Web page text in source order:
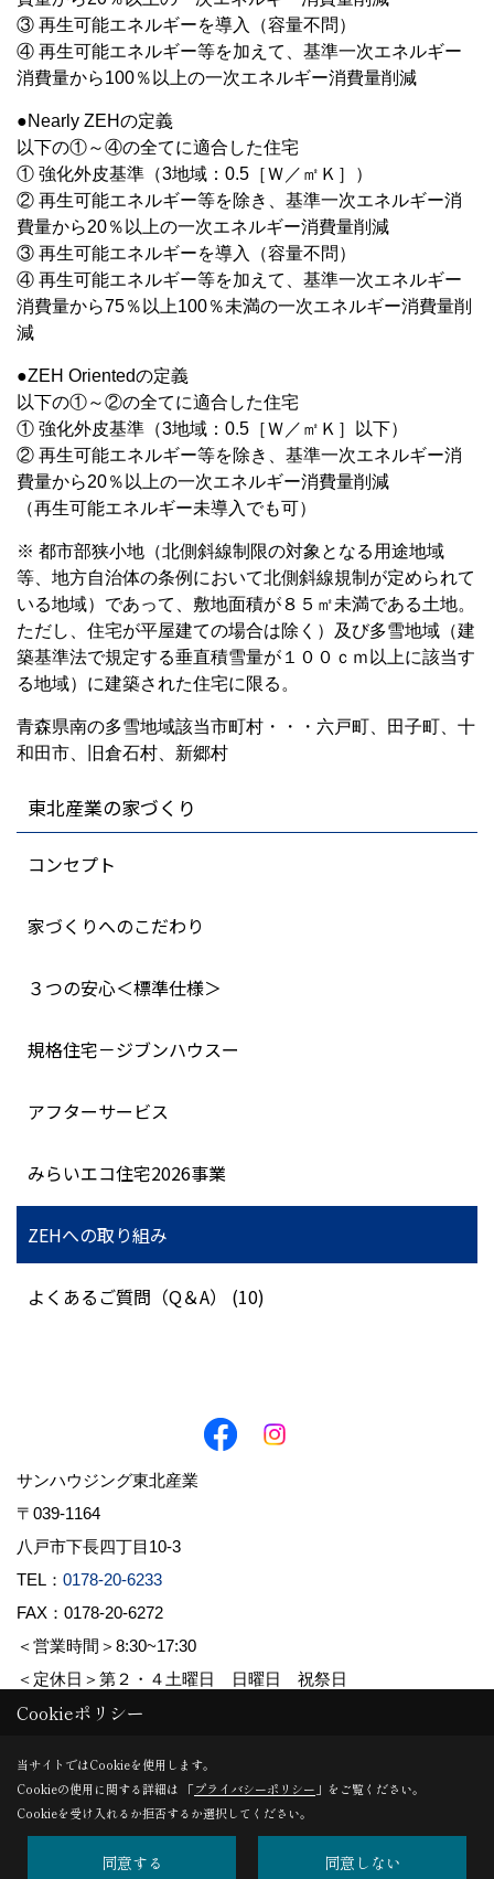
③ 再生可能エネルギーを導入（容量不問）
④ 再生可能エネルギー等を加えて、基準一次エネルギー
消費量から100％以上の一次エネルギー消費量削減
●Nearly ZEHの定義
以下の①～④の全てに適合した住宅
① 強化外皮基準（3地域：0.5［Ｗ／㎡Ｋ］）
② 再生可能エネルギー等を除き、基準一次エネルギー消
費量から20％以上の一次エネルギー消費量削減
③ 再生可能エネルギーを導入（容量不問）
④ 再生可能エネルギー等を加えて、基準一次エネルギー
消費量から75％以上100％未満の一次エネルギー消費量削
減
●ZEH Orientedの定義
以下の①～②の全てに適合した住宅
① 強化外皮基準（3地域：0.5［Ｗ／㎡Ｋ］以下）
② 再生可能エネルギー等を除き、基準一次エネルギー消
費量から20％以上の一次エネルギー消費量削減
（再生可能エネルギー未導入でも可）
※ 都市部狭小地（北側斜線制限の対象となる用途地域
等、地方自治体の条例において北側斜線規制が定められて
いる地域）であって、敷地面積が８５㎡未満である土地。
ただし、住宅が平屋建ての場合は除く）及び多雪地域（建
築基準法で規定する垂直積雪量が１００ｃｍ以上に該当す
る地域）に建築された住宅に限る。
青森県南の多雪地域該当市町村・・・六戸町、田子町、十
和田市、旧倉石村、新郷村
東北産業の家づくり
コンセプト
家づくりへのこだわり
３つの安心＜標準仕様＞
規格住宅－ジブンハウスー
アフターサービス
みらいエコ住宅2026事業
ZEHへの取り組み
よくあるご質問（Q＆A） (10)
サンハウジング東北産業
〒039-1164
八戸市下長四丁目10-3
TEL： 0178-20-6233
FAX：0178-20-6272
＜営業時間＞8:30~17:30
＜定休日＞第２・４土曜日 日曜日 祝祭日
Copyright (c) 株式会社東北産業. All Rights Reserved.
Produced byゴデスクリエイト
Cookieポリシー
当サイトではCookieを使用します。
Cookieの使用に関する詳細は 「プライバシーポリシー 」をご覧ください。
Cookieを受け入れるか拒否するか選択してください。
同意する 同意しない